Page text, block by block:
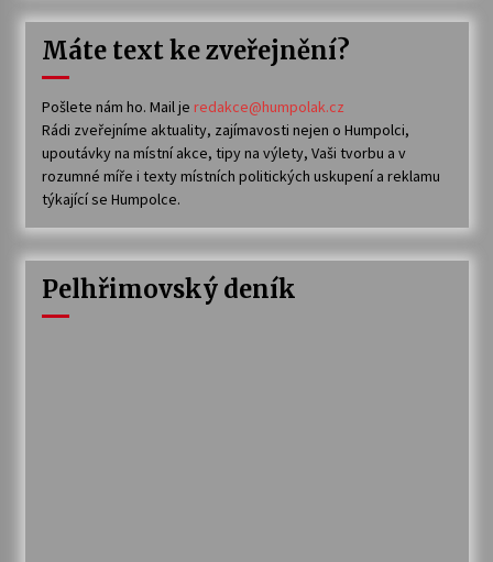
Máte text ke zveřejnění?
Pošlete nám ho. Mail je redakce@humpolak.cz
Rádi zveřejníme aktuality, zajímavosti nejen o Humpolci,
upoutávky na místní akce, tipy na výlety, Vaši tvorbu a v
rozumné míře i texty místních politických uskupení a reklamu
týkající se Humpolce.
Pelhřimovský deník